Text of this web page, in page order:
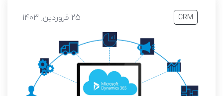
CRM 25 فروردین, 1403